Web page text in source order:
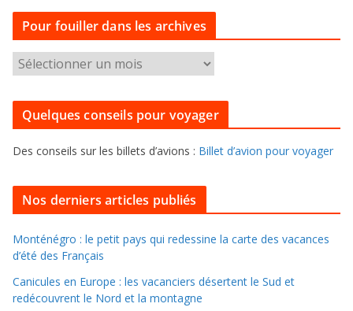
t
g
e
s
Pour fouiller dans les archives
o
u
o
l
l
e
r
d
Quelques conseils pour voyager
Des conseils sur les billets d’avions : Billet d’avion pour voyager
Nos derniers articles publiés
Monténégro : le petit pays qui redessine la carte des vacances
d’été des Français
Canicules en Europe : les vacanciers désertent le Sud et
redécouvrent le Nord et la montagne